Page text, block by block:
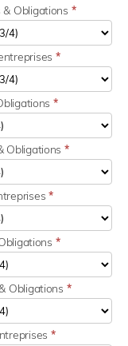
Obligations *
*
*
Obligations *
*
*
Obligations *
*